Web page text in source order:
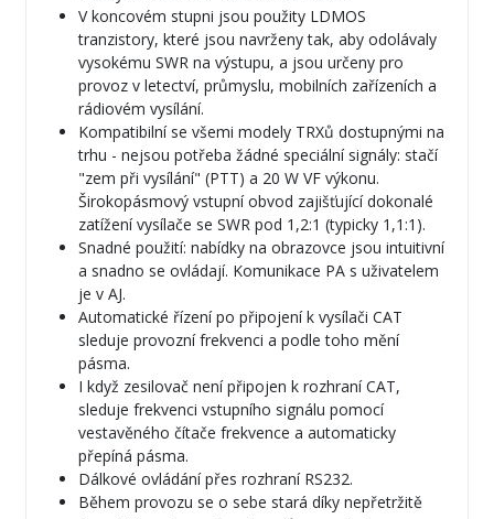
V koncovém stupni jsou použity LDMOS
tranzistory, které jsou navrženy tak, aby odolávaly
vysokému SWR na výstupu, a jsou určeny pro
provoz v letectví, průmyslu, mobilních zařízeních a
rádiovém vysílání.
Kompatibilní se všemi modely TRXů dostupnými na
trhu - nejsou potřeba žádné speciální signály: stačí
"zem při vysílání" (PTT) a 20 W VF výkonu.
Širokopásmový vstupní obvod zajišťující dokonalé
zatížení vysílače se SWR pod 1,2:1 (typicky 1,1:1).
Snadné použití: nabídky na obrazovce jsou intuitivní
a snadno se ovládají. Komunikace PA s uživatelem
je v AJ.
Automatické řízení po připojení k vysílači CAT
sleduje provozní frekvenci a podle toho mění
pásma.
I když zesilovač není připojen k rozhraní CAT,
sleduje frekvenci vstupního signálu pomocí
vestavěného čítače frekvence a automaticky
přepíná pásma.
Dálkové ovládání přes rozhraní RS232.
Během provozu se o sebe stará díky nepřetržitě